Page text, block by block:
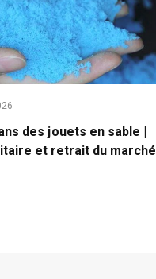
des jouets en sable |
et retrait du marché